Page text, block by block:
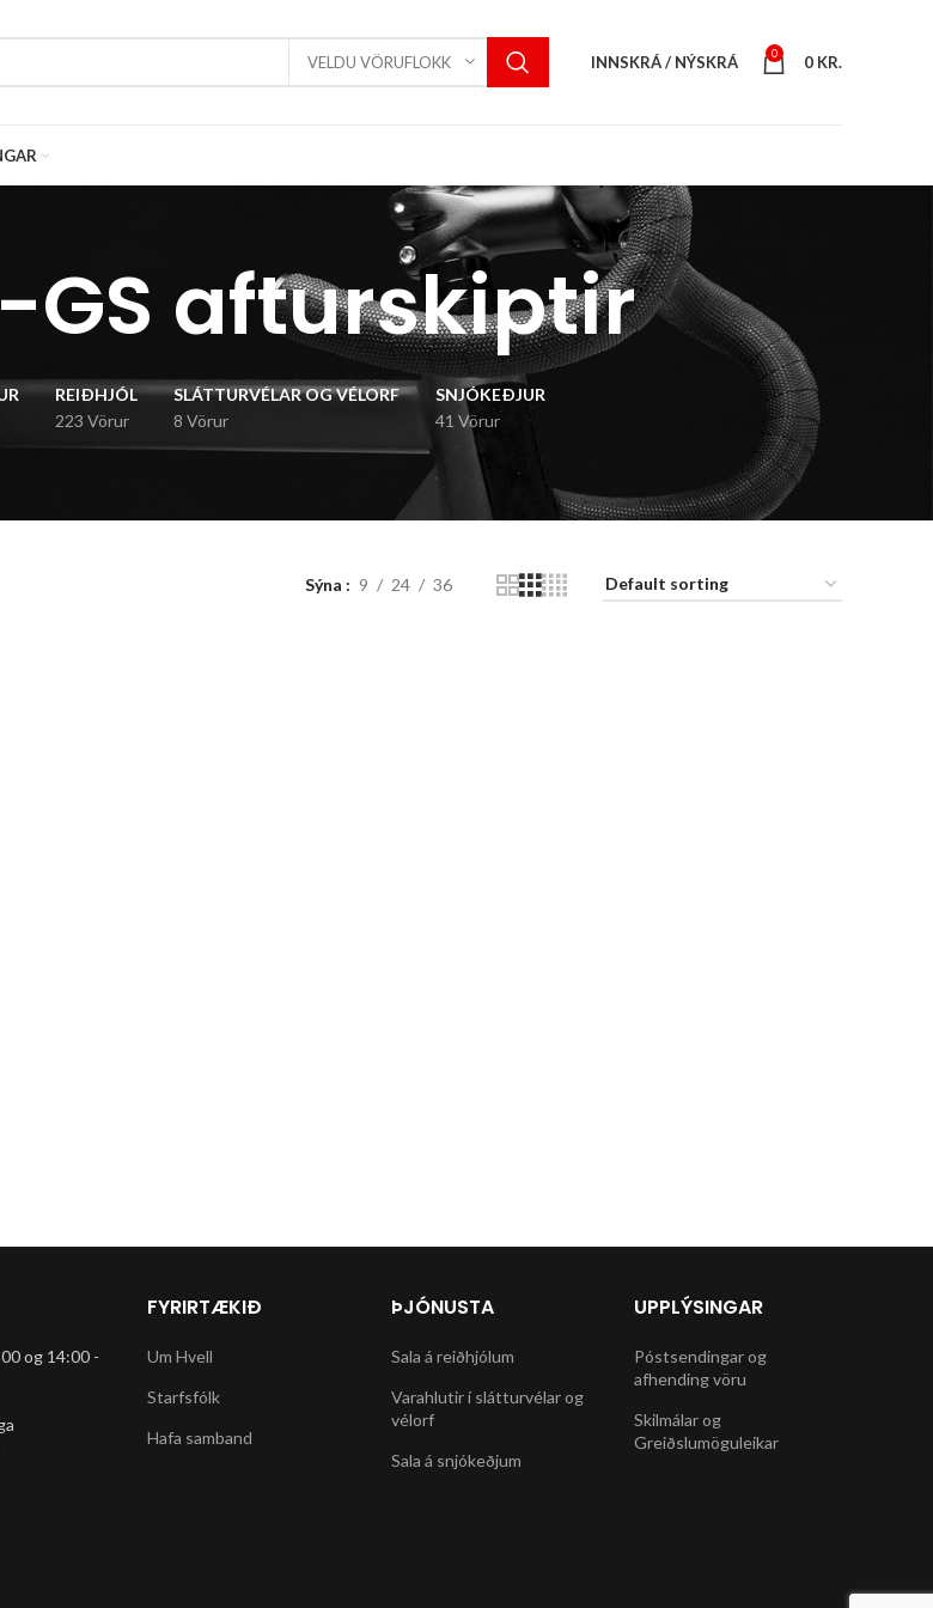
VELDU VÖRUFLOKK INNSKRÁ / NÝSKRÁ 0 0 KR.
GS afturskiptir
REIÐHJÓL
223 Vörur
SLÁTTURVÉLAR OG VÉLORF
8 Vörur
SNJÓKEÐJUR
41 Vörur
Sýna 9 24 36
og 14:00 -
FYRIRTÆKIÐ
Um Hvell
Starfsfólk
Hafa samband
ÞJÓNUSTA
Sala á reiðhjólum
Varahlutir í slátturvélar og
vélorf
Sala á snjókeðjum
UPPLÝSINGAR
Póstsendingar og
afhending vöru
Skilmálar og
Greiðslumöguleikar